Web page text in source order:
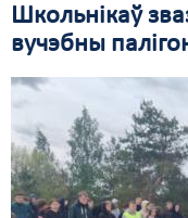
Школьнікаў
вучэбны